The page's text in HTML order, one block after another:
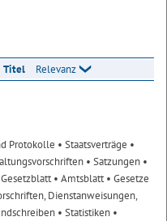
Titel Relevanz
Protokolle • Staatsverträge •
• Satzungen •
Gesetzblatt• Amtsblatt• Gesetze
Dienstanweisungen,
• Statistiken •